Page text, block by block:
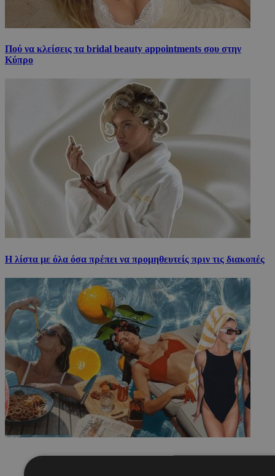
Πού να κλείσεις τα bridal beauty appointments σου στην
Κύπρο
H λίστα με όλα όσα πρέπει να προμηθευτείς πριν τις διακοπές